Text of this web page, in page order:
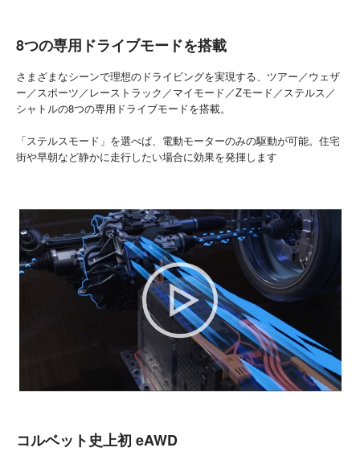
8つの専用ドライブモードを搭載
さまざまなシーンで理想のドライビングを実現する、ツアー／ウェザ
ー／スポーツ／レーストラック／マイモード／Zモード／ステルス／
シャトルの8つの専用ドライブモードを搭載。
「ステルスモード」を選べば、電動モーターのみの駆動が可能。住宅
街や早朝など静かに走行したい場合に効果を発揮します
コルベット史上初 eAWD